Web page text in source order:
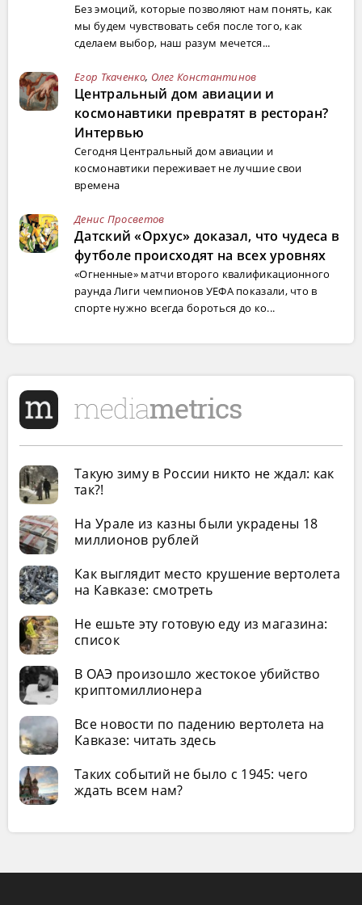
Без эмоций, которые позволяют нам понять, как
мы будем чувствовать себя после того, как
сделаем выбор, наш разум мечется...
Егор Ткаченко, Олег Константинов
Центральный дом авиации и
космонавтики превратят в ресторан?
Интервью
Сегодня Центральный дом авиации и
космонавтики переживает не лучшие свои
времена
Денис Просветов
Датский «Орхус» доказал, что чудеса в
футболе происходят на всех уровнях
«Огненные» матчи второго квалификационного
раунда Лиги чемпионов УЕФА показали, что в
спорте нужно всегда бороться до ко...
Такую зиму в России никто не ждал: как
так?!
На Урале из казны были украдены 18
миллионов рублей
Как выглядит место крушение вертолета
на Кавказе: смотреть
Не ешьте эту готовую еду из магазина:
список
В ОАЭ произошло жестокое убийство
криптомиллионера
Все новости по падению вертолета на
Кавказе: читать здесь
Таких событий не было с 1945: чего
ждать всем нам?